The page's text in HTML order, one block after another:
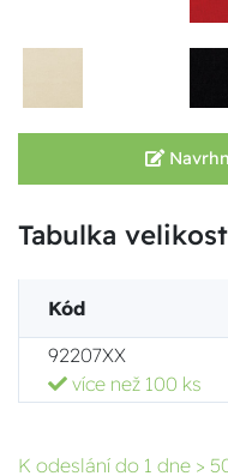
Tabulka
Kód
92207XX
více než 100 ks
K odeslání do 1 dne >